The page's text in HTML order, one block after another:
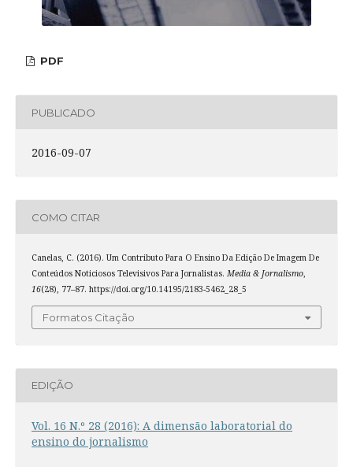
PDF
PUBLICADO
2016-09-07
COMO CITAR
Canelas, C. (2016). Um Contributo Para O Ensino Da Edição De Imagem De
Conteúdos Noticiosos Televisivos Para Jornalistas. Media & Jornalismo,
16(28), 77–87. https://doi.org/10.14195/2183-5462_28_5
Formatos Citação
EDIÇÃO
Vol. 16 N.º 28 (2016): A dimensão laboratorial do
ensino do jornalismo